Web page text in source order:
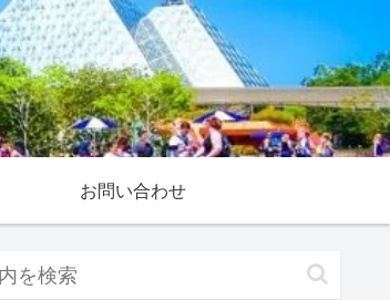
お問い合わせ